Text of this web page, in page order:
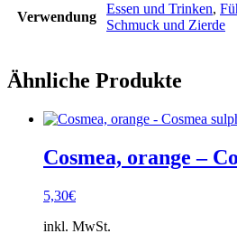
Verwendung
Essen und Trinken,
Schmuck und Zierde
Ähnliche Produkte
Cosmea, orange –
5,30€
inkl. MwSt.